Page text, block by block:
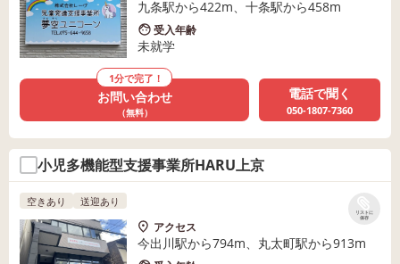
九条駅から422m、十条駅から458m
受入年齢
未就学
1分で完了！
お問い合わせ
（無料）
電話で聞く
050-1807-7360
小児多機能型支援事業所HARU上京
リストに
保存
空きあり 送迎あり
アクセス
今出川駅から794m、丸太町駅から913m